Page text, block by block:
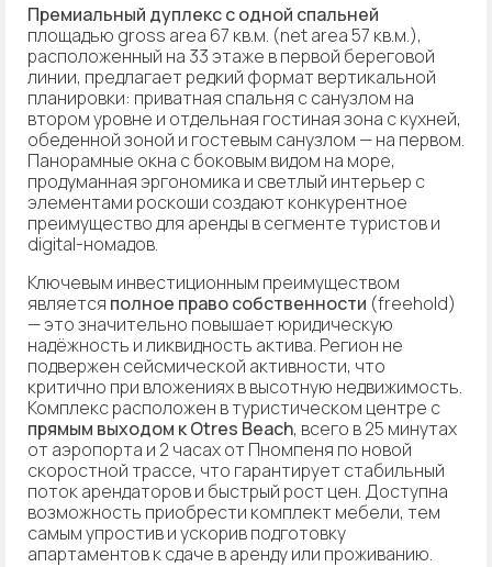
Премиальный дуплекс с одной спальней
площадью gross area 67 кв.м. (net area 57 кв.м.),
расположенный на 33 этаже в первой береговой
линии, предлагает редкий формат вертикальной
планировки: приватная спальня с санузлом на
втором уровне и отдельная гостиная зона с кухней,
обеденной зоной и гостевым санузлом — на первом.
Панорамные окна с боковым видом на море,
продуманная эргономика и светлый интерьер с
элементами роскоши создают конкурентное
преимущество для аренды в сегменте туристов и
digital-номадов.
Ключевым инвестиционным преимуществом
является полное право собственности (freehold)
— это значительно повышает юридическую
надёжность и ликвидность актива. Регион не
подвержен сейсмической активности, что
критично при вложениях в высотную недвижимость.
Комплекс расположен в туристическом центре с
прямым выходом к Otres Beach, всего в 25 минутах
от аэропорта и 2 часах от Пномпеня по новой
скоростной трассе, что гарантирует стабильный
поток арендаторов и быстрый рост цен. Доступна
возможность приобрести комплект мебели, тем
самым упростив и ускорив подготовку
апартаментов к сдаче в аренду или проживанию.